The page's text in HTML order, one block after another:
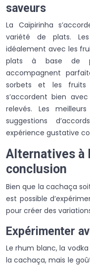
saveurs
La Caïpirinha
variété de plats.
idéalement avec les
plats à base de
accompagnent
sorbets et les fruits
s’accordent bien
relevés. Les
suggestions
expérience gustative
Alternatives à
conclusion
Bien que la cachaça
est possible
pour créer des
Expérimenter
Le rhum blanc, la
la cachaça, mais le